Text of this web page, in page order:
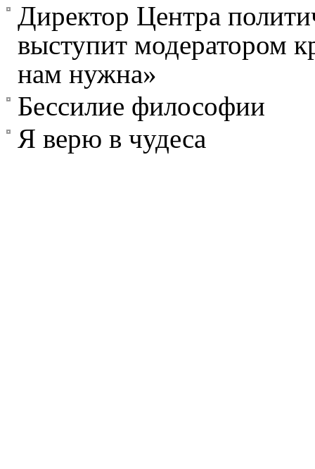
Директор Центра
выступит модератором
нам нужна»
Бессилие философии
Я верю в чудеса